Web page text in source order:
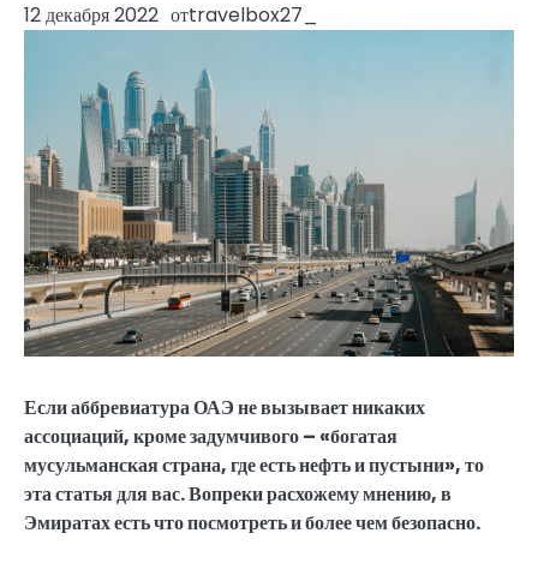
12 декабря 2022 отtravelbox27_
Если аббревиатура ОАЭ не вызывает никаких
ассоциаций, кроме задумчивого – «богатая
мусульманская страна, где есть нефть и пустыни», то
эта статья для вас. Вопреки расхожему мнению, в
Эмиратах есть что посмотреть и более чем безопасно.